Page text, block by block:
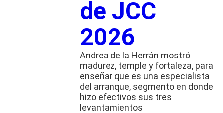
de JCC
2026
Andrea de la Herrán mostró
madurez, temple y fortaleza, para
enseñar que es una especialista
del arranque, segmento en donde
hizo efectivos sus tres
levantamientos